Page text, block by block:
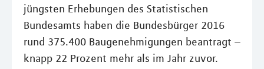
jüngsten Erhebungen des Statistischen
Bundesamts haben die Bundesbürger 2016
rund 375.400 Baugenehmigungen beantragt –
knapp 22 Prozent mehr als im Jahr zuvor.